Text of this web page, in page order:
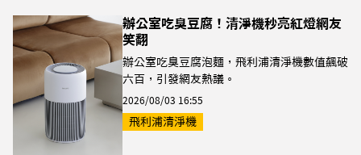
辦公室吃臭豆腐！清淨機秒亮紅燈網友
笑翻
辦公室吃臭豆腐泡麵，飛利浦清淨機數值飆破
六百，引發網友熱議。
2026/08/03 16:55
飛利浦清淨機